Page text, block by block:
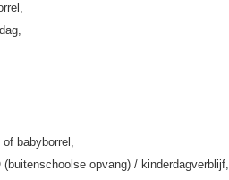
babyborrel,
opvang) / kinderdagverblijf,